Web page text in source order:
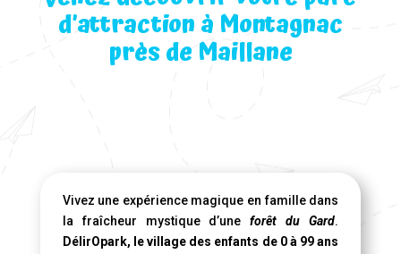
d’attraction à Montagnac
près de Maillane
Vivez une expérience magique en famille dans
la fraîcheur mystique d’uneforêt du Gard.
DélirOpark, le village des enfants de 0 à 99 ans